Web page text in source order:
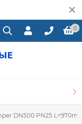
0
DN500 PN25